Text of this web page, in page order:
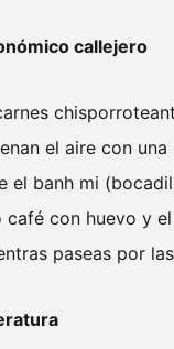
callejero
el aire con
el banh mi
café con huevo y
paseas por